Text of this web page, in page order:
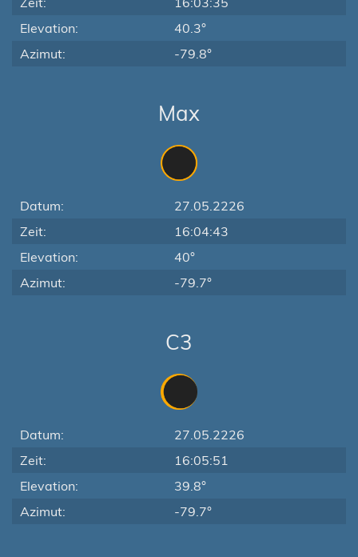
Elevation:
40.3°
Azimut:
-79.8°
Max
Datum:
27.05.2226
Zeit:
16:04:43
Elevation:
40°
Azimut:
-79.7°
C3
Datum:
27.05.2226
Zeit:
16:05:51
Elevation:
39.8°
Azimut:
-79.7°